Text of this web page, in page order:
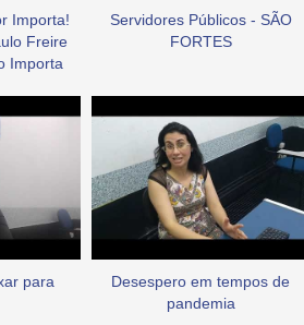
Importa!
Freire
Importa
Servidores Públicos - SÃO
FORTES
para
Desespero em tempos de
pandemia